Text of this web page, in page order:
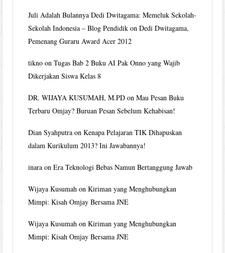
Juli Adalah Bulannya Dedi Dwitagama: Memeluk Sekolah-
Sekolah Indonesia – Blog Pendidik onDedi Dwitagama,
Pemenang Guraru Award Acer 2012
tikno onTugas Bab 2 Buku AI Pak Onno yang Wajib
Dikerjakan Siswa Kelas 8
DR. WIJAYA KUSUMAH, M.PD onMau Pesan Buku
Terbaru Omjay? Buruan Pesan Sebelum Kehabisan!
Dian Syahputra onKenapa Pelajaran TIK Dihapuskan
dalam Kurikulum 2013? Ini Jawabannya!
inara onEra Teknologi Bebas Namun Bertanggung Jawab
Wijaya Kusumah onKiriman yang Menghubungkan
Mimpi: Kisah Omjay Bersama JNE
Wijaya Kusumah onKiriman yang Menghubungkan
Mimpi: Kisah Omjay Bersama JNE